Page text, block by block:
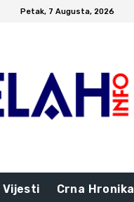
Petak, 7 Augusta, 2026
Vijesti Crna Hronika